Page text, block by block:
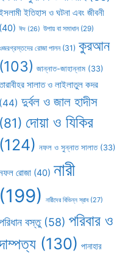
ইতিহাস ও ঘটনা এবং জীবনী
(40) ঈদ (26) উপায় বা সমাধান(29)
রোজা পালন(31) কুরআন
(103) জান্নাত-জাহান্নাম (33)
সালাত ও লাইলাতুল কদর
(44) দুর্বল ও জাল হাদীস
(81) দোয়া ও যিকির
(124) নফল ও সুন্নাত সালাত(33)
রোজা (40) নারী
(199) নারীদের বিভিন্ন স্রাব(27)
বস্তু(58) পরিবার ও
(130) পানাহার